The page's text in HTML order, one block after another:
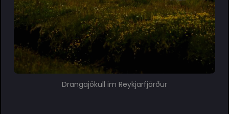
Drangajökull im Reykjarfjörður